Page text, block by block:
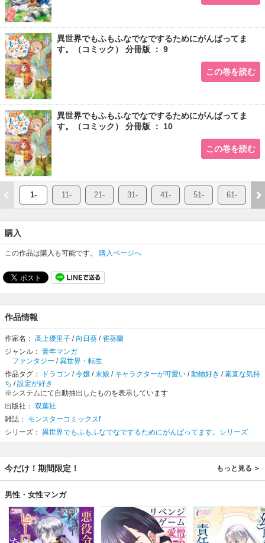
異世界でもふもふなでなでするためにがんばってま
す。（コミック） 分冊版 ： 9
この巻を読む
異世界でもふもふなでなでするためにがんばってま
す。（コミック） 分冊版 ： 10
この巻を読む
1- 11- 21- 31- 41- 51- 61-
購入
この作品は購入も可能です。 購入ページへ
作品情報
作家名： 高上優里子 /向日葵 /雀葵蘭
ジャンル： 青年マンガ
ファンタジー /異世界・転生
作品タグ：
ドラゴン /令嬢 /末娘 / キャラクターが可愛い /動物好き /素直な気持
ち /設定が好き
※システムにて自動抽出したものを表示しています
出版社： 双葉社
雑誌： モンスターコミックスf
シリーズ： 異世界でもふもふなでなでするためにがんばってます。シリーズ
今だけ！期間限定！ もっと見る
男性・女性マンガ